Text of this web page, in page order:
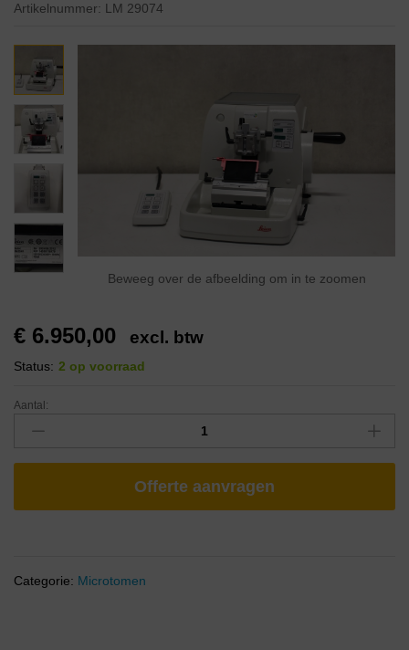
Artikelnummer: LM 29074
Beweeg over de afbeelding om in te zoomen
€ 6.950,00 excl. btw
Status: 2 op voorraad
Aantal:
Offerte aanvragen
Categorie: Microtomen